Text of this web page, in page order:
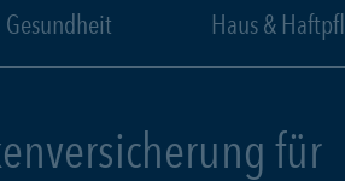
Gesundheit Haus &
für